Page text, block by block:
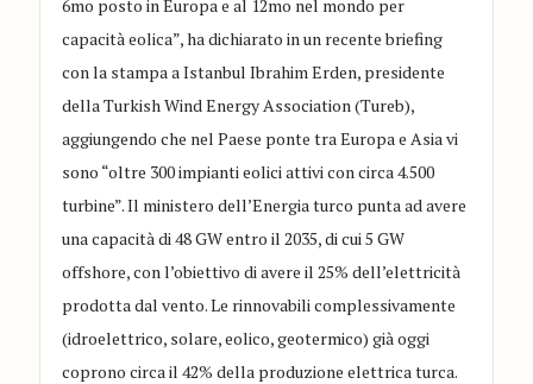
6mo posto in Europa e al 12mo nel mondo per
capacità eolica”, ha dichiarato in un recente briefing
con la stampa a Istanbul Ibrahim Erden, presidente
della Turkish Wind Energy Association (Tureb),
aggiungendo che nel Paese ponte tra Europa e Asia vi
sono “oltre 300 impianti eolici attivi con circa 4.500
turbine”. Il ministero dell’Energia turco punta ad avere
una capacità di 48 GW entro il 2035, di cui 5 GW
offshore, con l’obiettivo di avere il 25% dell’elettricità
prodotta dal vento. Le rinnovabili complessivamente
(idroelettrico, solare, eolico, geotermico) già oggi
coprono circa il 42% della produzione elettrica turca.